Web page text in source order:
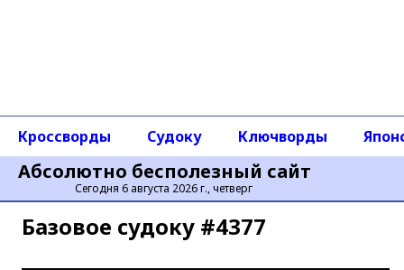
Абсолютно бесполезный сайт
Сегодня 6 августа 2026 г., четверг
Кроссворды Судоку Ключворды
Базовое cудоку #4377